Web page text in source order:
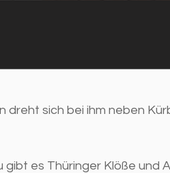
sich bei ihm neben
es Thüringer Klöße und